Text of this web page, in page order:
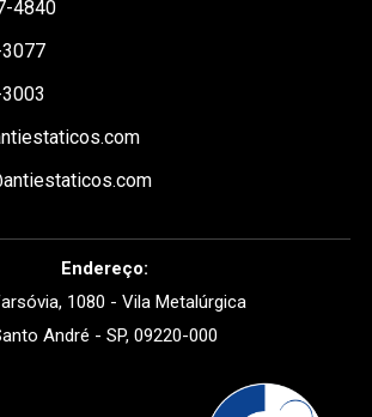
4840
Endereço:
1080 - Vila Metalúrgica
André - SP, 09220-000